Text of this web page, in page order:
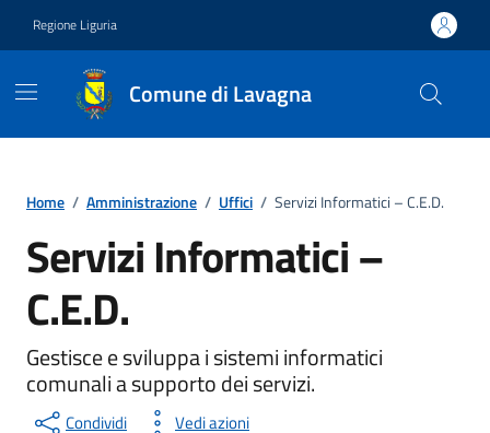
Regione Liguria
Comune di Lavagna
Home / Amministrazione / Uffici / Servizi Informatici – C.E.D.
Servizi Informatici –
C.E.D.
Unità organizzativa
Gestisce e sviluppa i sistemi informatici
comunali a supporto dei servizi.
Condividi Vedi azioni